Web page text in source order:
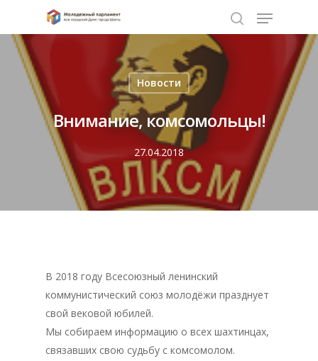
Нажмите Enter для поиска или ESC чтобы
Новости
Внимание, комсомольцы!
27.04.2018
В 2018 году Всесоюзный ленинский
коммунистический союз молодёжи празднует
свой вековой юбилей.
Мы собираем информацию о всех шахтинцах,
связавших свою судьбу с комсомолом.